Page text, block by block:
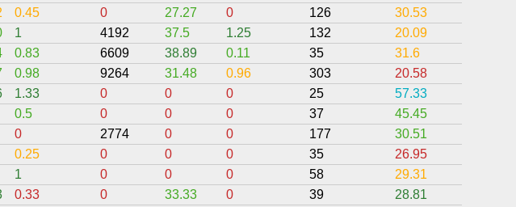
0.45 0 27.27 0 126 30.53
1 4192 37.5 1.25 132 20.09
0.83 6609 38.89 0.11 35 31.6
0.98 9264 31.48 0.96 303 20.58
1.33 0 0 0 25 57.33
0.5 0 0 0 37 45.45
0 2774 0 0 177 30.51
0.25 0 0 0 35 26.95
1 0 0 0 58 29.31
0.33 0 33.33 0 39 28.81